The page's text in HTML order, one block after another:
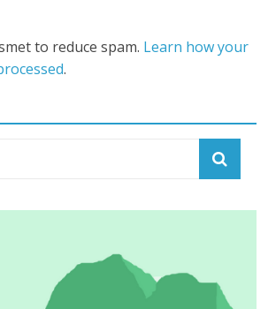
to reduce spam. Learn how your
.